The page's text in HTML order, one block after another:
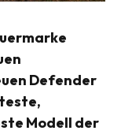
Defender
Modell der